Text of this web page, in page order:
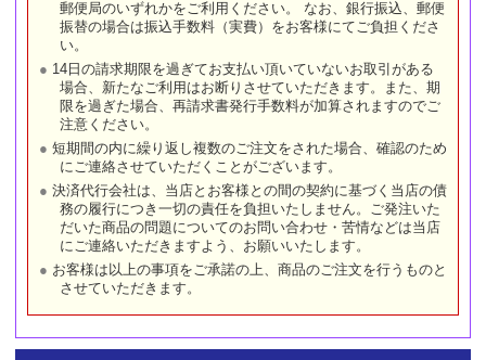
郵便局のいずれかをご利用ください。 なお、銀行振込、郵便
振替の場合は振込手数料（実費）をお客様にてご負担くださ
い。
14日の請求期限を過ぎてお支払い頂いていないお取引がある
場合、新たなご利用はお断りさせていただきます。また、期
限を過ぎた場合、再請求書発行手数料が加算されますのでご
注意ください。
短期間の内に繰り返し複数のご注文をされた場合、確認のため
にご連絡させていただくことがございます。
決済代行会社は、当店とお客様との間の契約に基づく当店の債
務の履行につき一切の責任を負担いたしません。ご発注いた
だいた商品の問題についてのお問い合わせ・苦情などは当店
にご連絡いただきますよう、お願いいたします。
お客様は以上の事項をご承諾の上、商品のご注文を行うものと
させていただきます。